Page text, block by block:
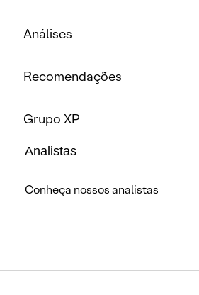
Análises
Recomendações
Grupo XP
Analistas
Conheça nossos analistas